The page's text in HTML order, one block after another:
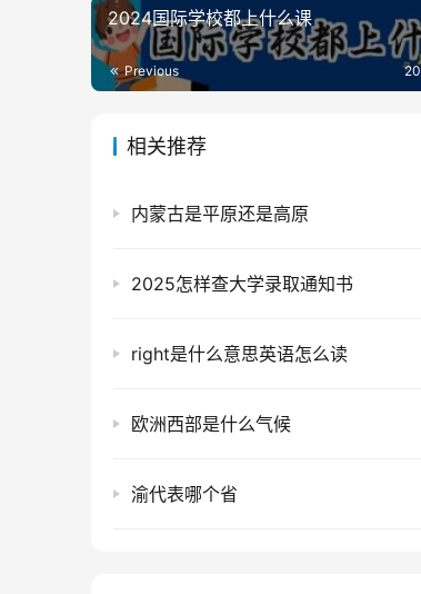
2024国际学校都上什么课
Previous
相关推荐
内蒙古是平原还是高原
2025怎样查大学录取通知书
right是什么意思英语怎么读
欧洲西部是什么气候
渝代表哪个省